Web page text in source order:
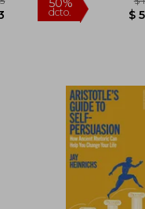
$ 80.925
$ 40.463